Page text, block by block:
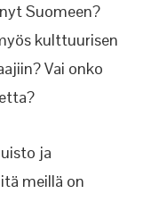
Suomeen?
kulttuurisen
Vai onko
ja
meillä on